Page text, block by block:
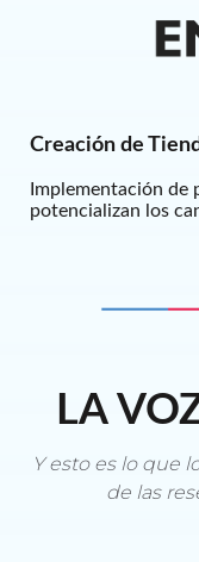
Creación de
Implementación de
potencializan los
LA
Y esto es lo que
de las